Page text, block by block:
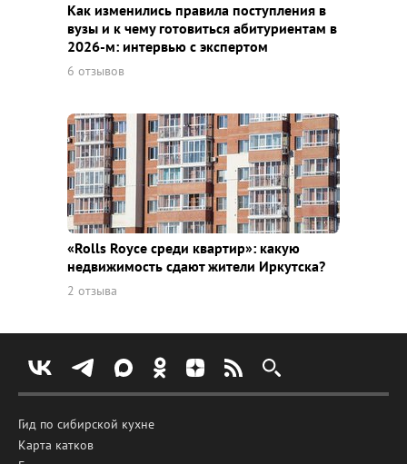
Как изменились правила поступления в
вузы и к чему готовиться абитуриентам в
2026-м: интервью с экспертом
6 отзывов
«Rolls Royce среди квaртир»: какую
недвижимость сдают жители Иркутска?
2 отзыва
Гид по сибирской кухне
Карта катков